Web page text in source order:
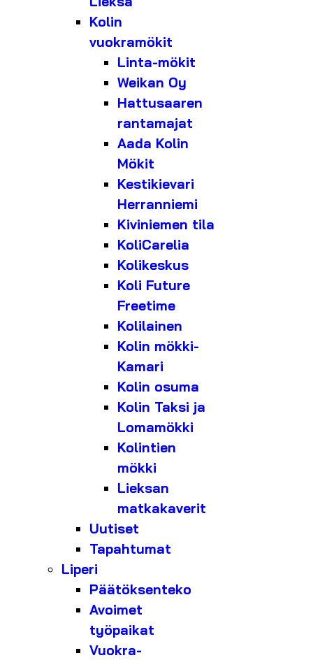
Kolin
vuokramökit
Linta-mökit
Weikan Oy
Hattusaaren
rantamajat
Aada Kolin
Mökit
Kestikievari
Herranniemi
Kiviniemen tila
KoliCarelia
Kolikeskus
Koli Future
Freetime
Kolilainen
Kolin mökki-
Kamari
Kolin osuma
Kolin Taksi ja
Lomamökki
Kolintien
mökki
Lieksan
matkakaverit
Uutiset
Tapahtumat
Liperi
Päätöksenteko
Avoimet
työpaikat
Vuokra-